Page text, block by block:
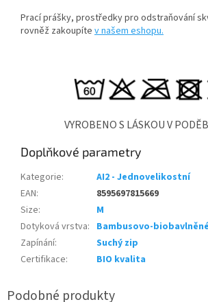
Prací prášky, prostředky pro odstraňování
rovněž zakoupíte v našem eshopu.
VYROBENO S LÁSKOU V
Doplňkové parametry
Kategorie:
AI2 - Jednovelikostní
EAN:
8595697815669
Size:
M
Dotyková vrstva: Bambusovo-
Zapínání:
Suchý zip
Certifikace: BIO kvalita